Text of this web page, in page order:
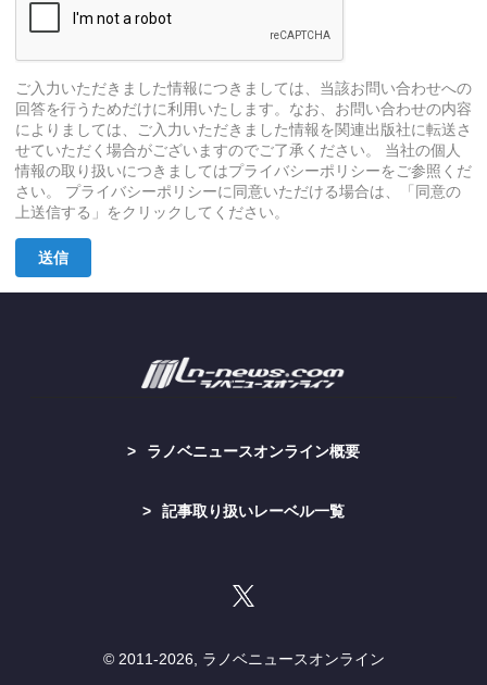
ご入力いただきました情報につきましては、当該お問い合わせへの
回答を行うためだけに利用いたします。なお、お問い合わせの内容
によりましては、ご入力いただきました情報を関連出版社に転送さ
せていただく場合がございますのでご了承ください。 当社の個人
情報の取り扱いにつきましてはプライバシーポリシーをご参照くだ
さい。 プライバシーポリシーに同意いただける場合は、「同意の
上送信する」をクリックしてください。
送信
ラノベニュースオンライン概要
記事取り扱いレーベル一覧
© 2011-2026, ラノベニュースオンライン